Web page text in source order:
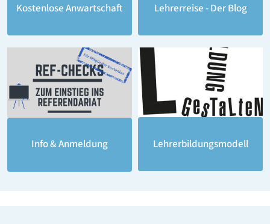
Kostenlose Anwartschaft Lehrerreise - Der Blog
Info & Anmeldung Lehrerbildungsmodell